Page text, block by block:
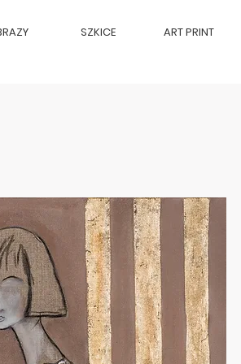
SZKICE ART PRINT